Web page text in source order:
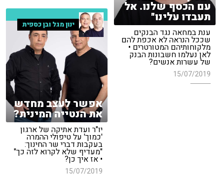
עם הכסף שלנו. אל
תעבדו עלינו"
ענת במחאה נגד הבנקים
שככל הנראה לא אכפת להם
מלקוחותיהם המטורטרים •
לאן נעלמו חשבונות הבנק
של עשרות אנשים?
15/07/2019
ינון מגל ובן כספית
אפשר לעצב מחדש
את הנטייה המינית?
יו"ר ועדת אתיקה של ארגון
'כמוך' על טיפולי ההמרה
בעקבות דברי שר החינוך:
"מעדיף שלא לקרוא לזה כך"
• אז איך כן?
15/07/2019